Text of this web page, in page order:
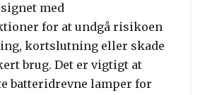
med
for at undgå risikoen
kortslutning eller skade
brug. Det er vigtigt at
batteridrevne lamper for